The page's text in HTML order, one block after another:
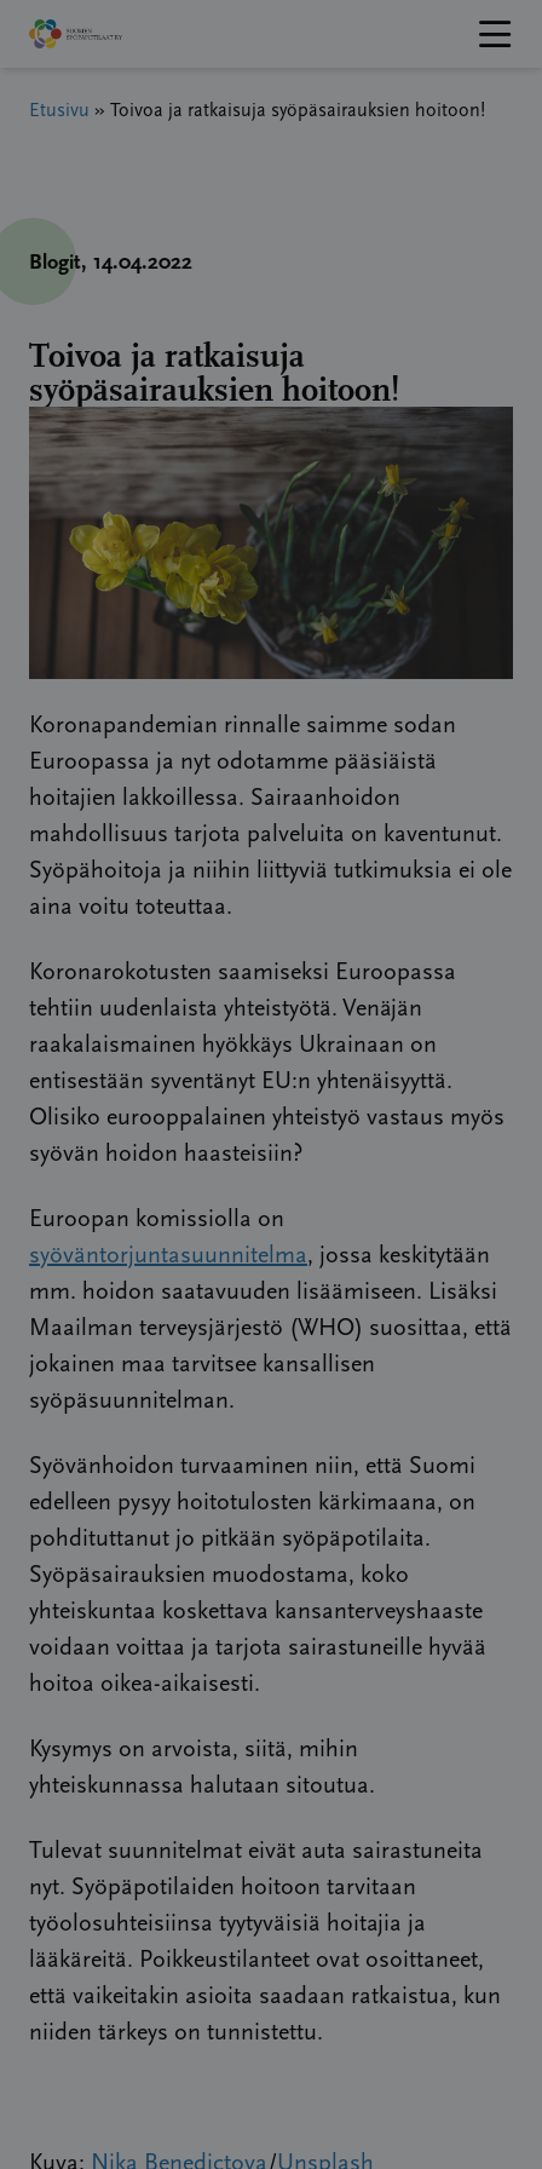
Hyppää
sisältöön
Etusivu » Toivoa ja ratkaisuja syöpäsairauksien hoitoon!
Blogit, 14.04.2022
Toivoa ja ratkaisuja
syöpäsairauksien hoitoon!
Koronapandemian rinnalle saimme sodan
Euroopassa ja nyt odotamme pääsiäistä
hoitajien lakkoillessa. Sairaanhoidon
mahdollisuus tarjota palveluita on kaventunut.
Syöpähoitoja ja niihin liittyviä tutkimuksia ei ole
aina voitu toteuttaa.
Koronarokotusten saamiseksi Euroopassa
tehtiin uudenlaista yhteistyötä. Venäjän
raakalaismainen hyökkäys Ukrainaan on
entisestään syventänyt EU:n yhtenäisyyttä.
Olisiko eurooppalainen yhteistyö vastaus myös
syövän hoidon haasteisiin?
Euroopan komissiolla on
syöväntorjuntasuunnitelma, jossa keskitytään
mm. hoidon saatavuuden lisäämiseen. Lisäksi
Maailman terveysjärjestö (WHO) suosittaa, että
jokainen maa tarvitsee kansallisen
syöpäsuunnitelman.
Syövänhoidon turvaaminen niin, että Suomi
edelleen pysyy hoitotulosten kärkimaana, on
pohdituttanut jo pitkään syöpäpotilaita.
Syöpäsairauksien muodostama, koko
yhteiskuntaa koskettava kansanterveyshaaste
voidaan voittaa ja tarjota sairastuneille hyvää
hoitoa oikea-aikaisesti.
Kysymys on arvoista, siitä, mihin
yhteiskunnassa halutaan sitoutua.
Tulevat suunnitelmat eivät auta sairastuneita
nyt. Syöpäpotilaiden hoitoon tarvitaan
työolosuhteisiinsa tyytyväisiä hoitajia ja
lääkäreitä. Poikkeustilanteet ovat osoittaneet,
että vaikeitakin asioita saadaan ratkaistua, kun
niiden tärkeys on tunnistettu.
Kuva: Nika Benedictova /Unsplash